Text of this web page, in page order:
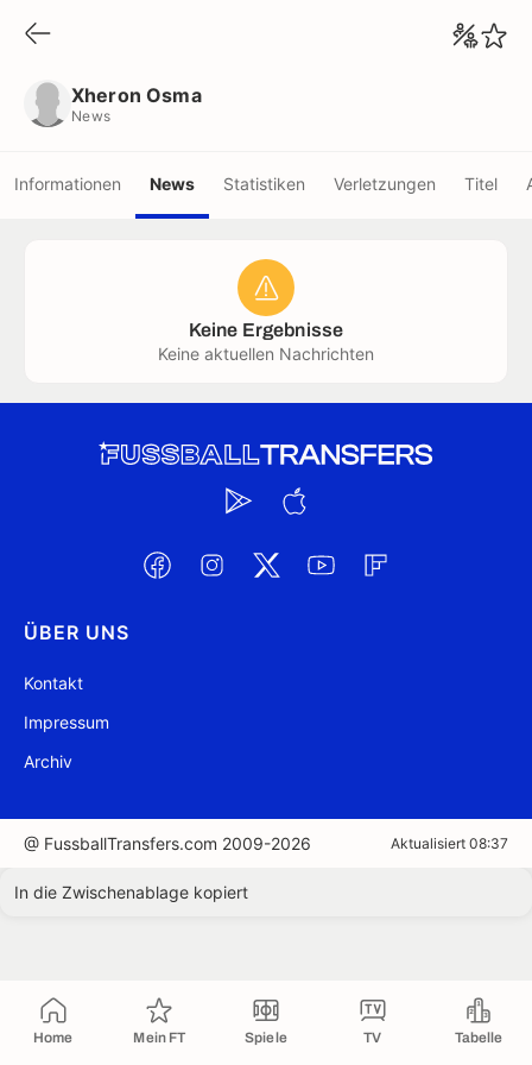
Home Mein FT Spiele TV Tabelle
Xheron Osma
News
Informationen News Statistiken Verletzungen Titel
Keine Ergebnisse
Keine aktuellen Nachrichten
ÜBER UNS
Kontakt
Impressum
Archiv
@ FussballTransfers.com 2009-2026 Aktualisiert 08:37
In die Zwischenablage kopiert